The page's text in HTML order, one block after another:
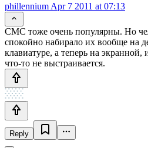
phillennium Apr 7 2011 at 07:13
СМС тоже очень популярны. Но
спокойно набирало их вообще на
клавиатуре, а теперь на экранной,
что-то не выстраивается.
Reply